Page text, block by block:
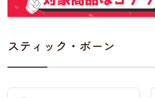
スティック・ボーン